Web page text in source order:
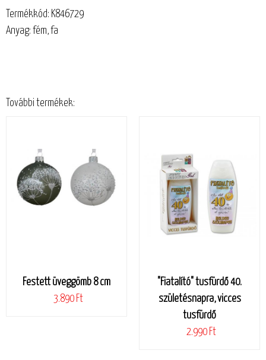
Termékkód: K846729
Anyag: fém, fa
További termékek:
Festett üveggömb 8 cm
3.890 Ft
"Fiatalító" tusfürdő 40.
születésnapra, vicces
tusfürdő
2.990 Ft